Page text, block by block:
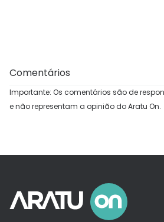
Comentários
Importante: Os comentários são de
e não representam a opinião do Aratu On.